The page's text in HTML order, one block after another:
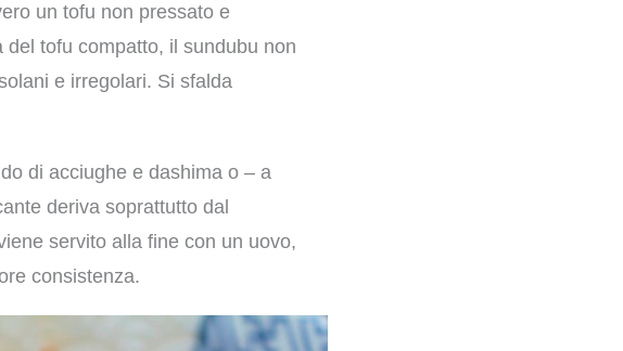
un tofu non pressato e
tofu compatto, il sundubu non
e irregolari. Si sfalda
di acciughe e dashima o – a
deriva soprattutto dal
servito alla fine con un uovo,
consistenza.